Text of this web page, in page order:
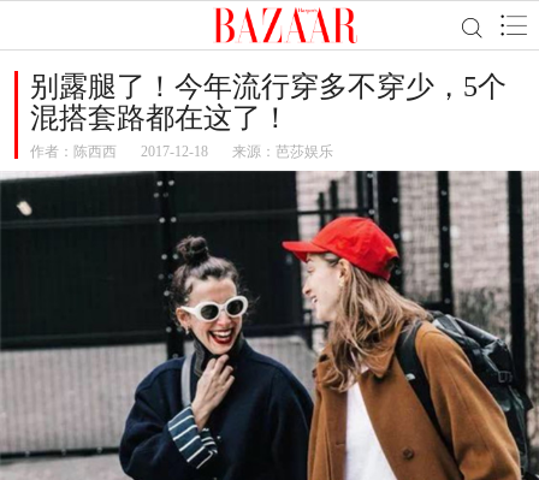
别露腿了！今年流行穿多不穿少，5个
混搭套路都在这了！
作者： 陈西西 2017-12-18 来源：芭莎娱乐